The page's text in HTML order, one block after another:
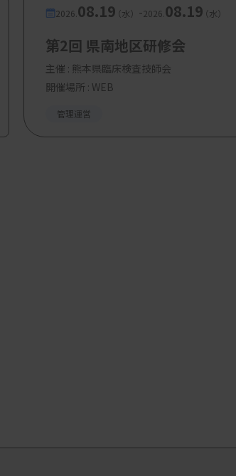
2026.08.19（水） -2026.08.19（水）
第2回 県南地区研修会
主催 : 熊本県臨床検査技師会
開催場所 : WEB
管理運営